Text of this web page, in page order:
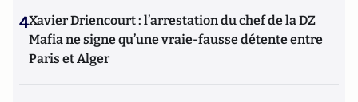
4Xavier Driencourt : l’arrestation du chef de la DZ
Mafia ne signe qu’une vraie-fausse détente entre
Paris et Alger